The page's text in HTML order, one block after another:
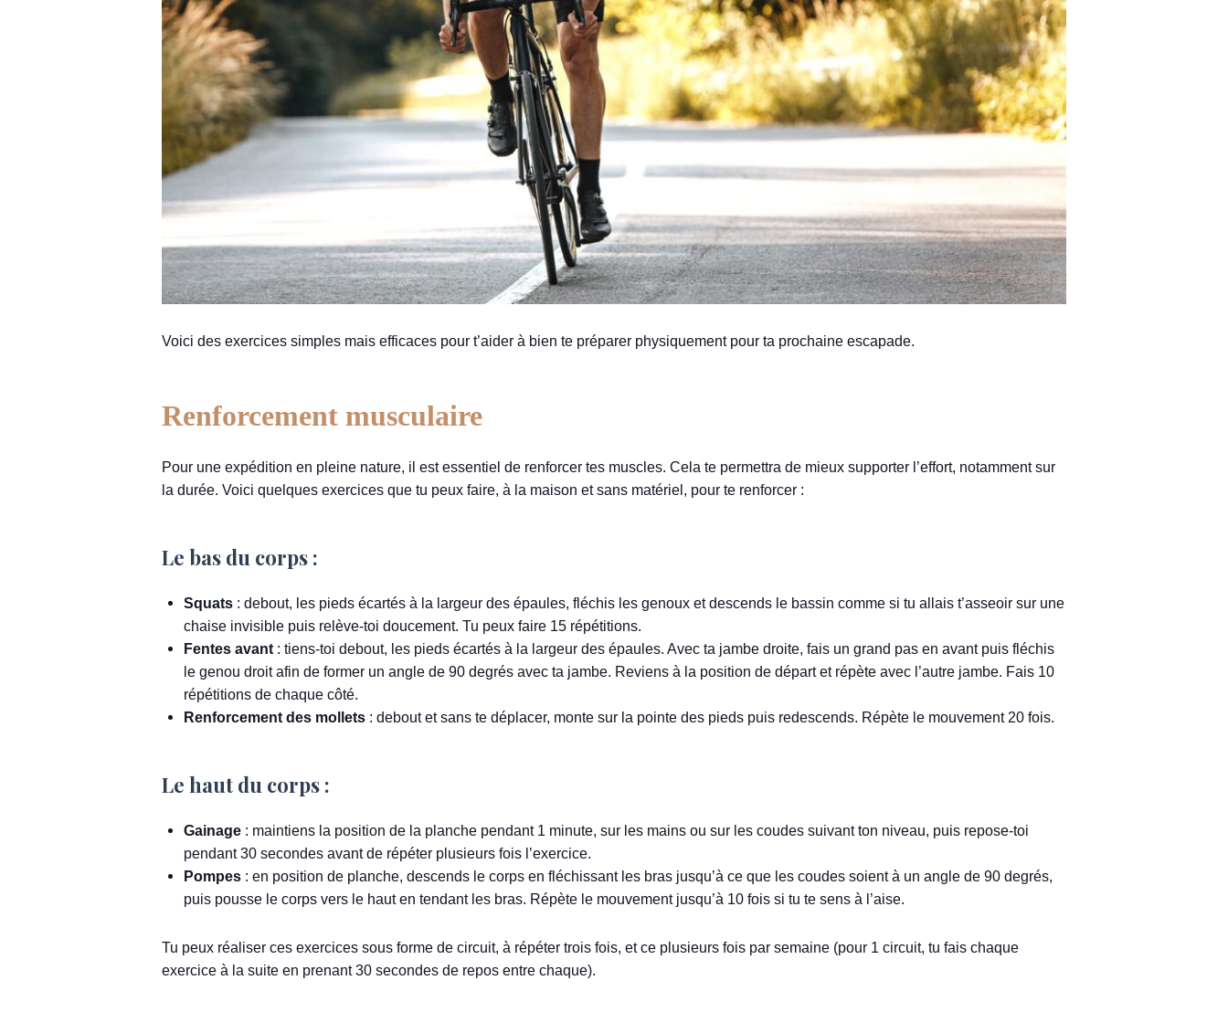
Voici des exercices simples mais efficaces pour t’aider à bien te préparer physiquement pour ta prochaine escapade.
Renforcement musculaire
Pour une expédition en pleine nature, il est essentiel de renforcer tes muscles. Cela te permettra de mieux supporter l’effort, notamment sur
la durée. Voici quelques exercices que tu peux faire, à la maison et sans matériel, pour te renforcer :
Le bas du corps :
Squats : debout, les pieds écartés à la largeur des épaules, fléchis les genoux et descends le bassin comme si tu allais t’asseoir sur une
chaise invisible puis relève-toi doucement. Tu peux faire 15 répétitions.
Fentes avant : tiens-toi debout, les pieds écartés à la largeur des épaules. Avec ta jambe droite, fais un grand pas en avant puis fléchis
le genou droit afin de former un angle de 90 degrés avec ta jambe. Reviens à la position de départ et répète avec l’autre jambe. Fais 10
répétitions de chaque côté.
Renforcement des mollets : debout et sans te déplacer, monte sur la pointe des pieds puis redescends. Répète le mouvement 20 fois.
Le haut du corps :
Gainage : maintiens la position de la planche pendant 1 minute, sur les mains ou sur les coudes suivant ton niveau, puis repose-toi
pendant 30 secondes avant de répéter plusieurs fois l’exercice.
Pompes : en position de planche, descends le corps en fléchissant les bras jusqu’à ce que les coudes soient à un angle de 90 degrés,
puis pousse le corps vers le haut en tendant les bras. Répète le mouvement jusqu’à 10 fois si tu te sens à l’aise.
Tu peux réaliser ces exercices sous forme de circuit, à répéter trois fois, et ce plusieurs fois par semaine (pour 1 circuit, tu fais chaque
exercice à la suite en prenant 30 secondes de repos entre chaque).